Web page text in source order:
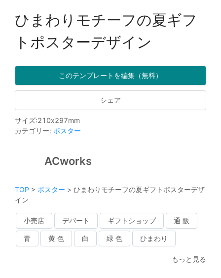
ひまわりモチーフの夏ギフ
トポスターデザイン
このテンプレートを編集（無料）
シェア
サイズ:210x297mm
カテゴリー: ポスター
ACworks
TOP > ポスター > ひまわりモチーフの夏ギフトポスターデザ
イン
小売店 デパート ギフトショップ 通 販
青 黄 色 白 緑 色 ひまわり
もっと見る